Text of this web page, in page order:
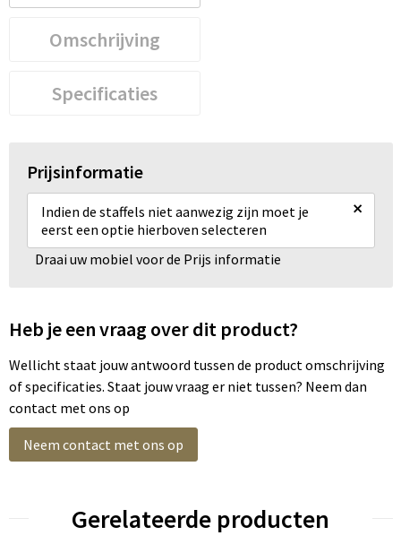
Omschrijving
Specificaties
Prijsinformatie
Indien de staffels niet aanwezig zijn moet je
eerst een optie hierboven selecteren
×
Draai uw mobiel voor de Prijs informatie
Heb je een vraag over dit product?
Wellicht staat jouw antwoord tussen de product omschrijving
of specificaties. Staat jouw vraag er niet tussen? Neem dan
contact met ons op
Neem contact met ons op
Gerelateerde producten